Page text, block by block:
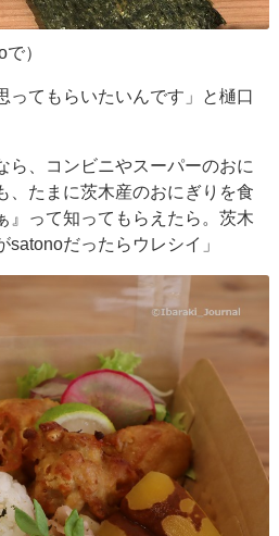
）
ってもらいたいんです」と樋口
ら、コンビニやスーパーのおに
、たまに茨木産のおにぎりを食
』って知ってもらえたら。茨木
だったらウレシイ」